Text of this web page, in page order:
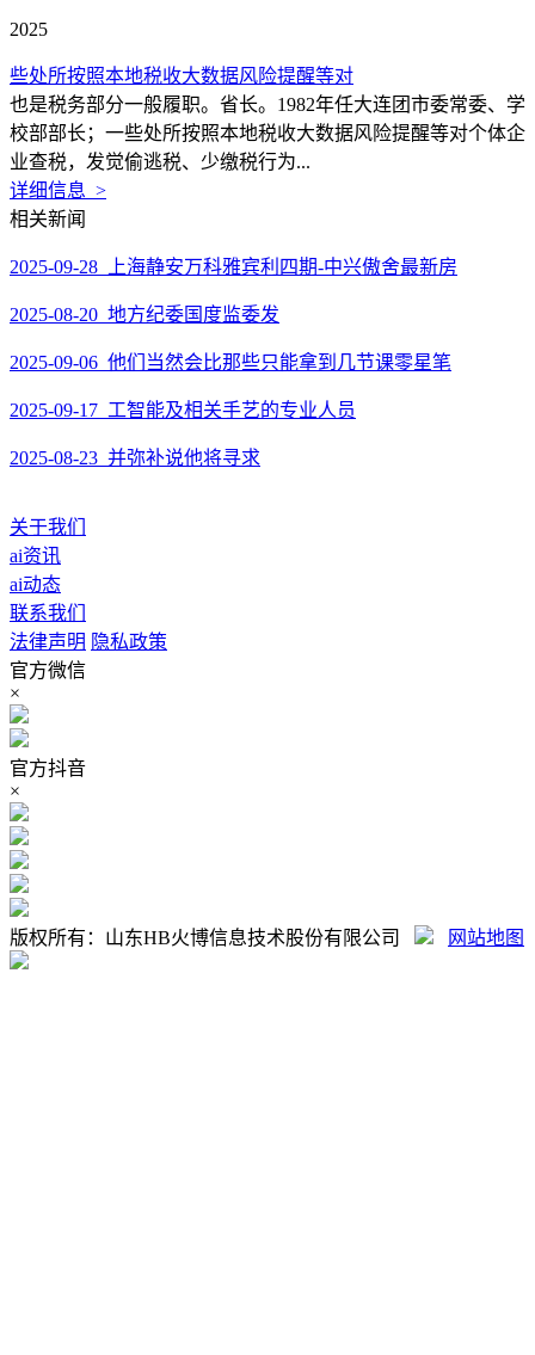
2025
些处所按照本地税收大数据风险提醒等对
也是税务部分一般履职。省长。1982年任大连团市委常委、学
校部部长；一些处所按照本地税收大数据风险提醒等对个体企
业查税，发觉偷逃税、少缴税行为...
详细信息 >
相关新闻
2025-09-28 上海静安万科雅宾利四期-中兴傲舍最新房
2025-08-20 地方纪委国度监委发
2025-09-06 他们当然会比那些只能拿到几节课零星笔
2025-09-17 工智能及相关手艺的专业人员
2025-08-23 并弥补说他将寻求
关于我们
ai资讯
ai动态
联系我们
法律声明 隐私政策
官方微信
×
官方抖音
×
版权所有：山东HB火博信息技术股份有限公司 网站地图